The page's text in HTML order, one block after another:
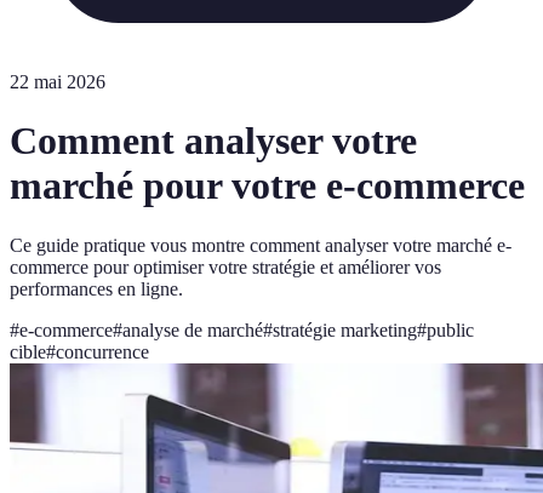
22 mai 2026
Comment analyser votre
marché pour votre e-commerce
Ce guide pratique vous montre comment analyser votre marché e-
commerce pour optimiser votre stratégie et améliorer vos
performances en ligne.
#e-commerce#analyse de marché#stratégie marketing#public
cible#concurrence